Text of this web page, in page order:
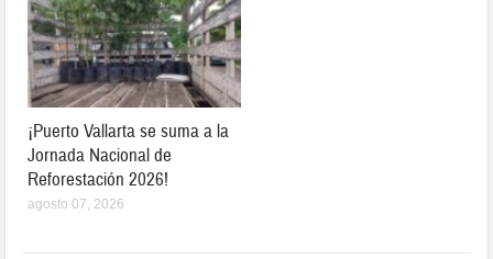
¡Puerto Vallarta se suma a la
Jornada Nacional de
Reforestación 2026!
agosto 07, 2026